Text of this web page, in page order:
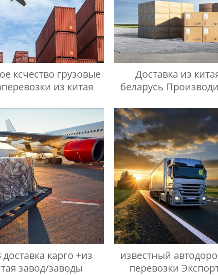
ксчество грузовые
из китая
Доставка из
беларусь
доставка карго +из
завод/заводы
известный
перевозки